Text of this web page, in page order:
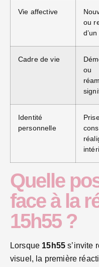
Vie affective
ou
Cadre de vie
ou
Identité
personnelle
Quelle
face à la
15h55 ?
Lorsque 15h55 s’invite
visuel, la première